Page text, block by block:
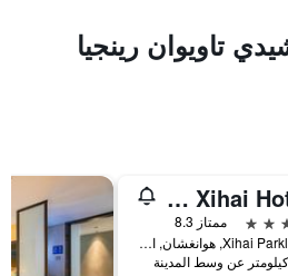
تاويوان رينجيا
Huangshan Xihai Hotel
ممتاز 8.3
Xihai Parkland, هوانغشان, الصين